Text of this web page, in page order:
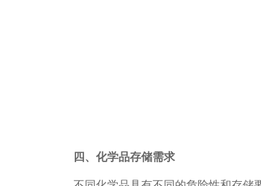
四、化学品存储需求